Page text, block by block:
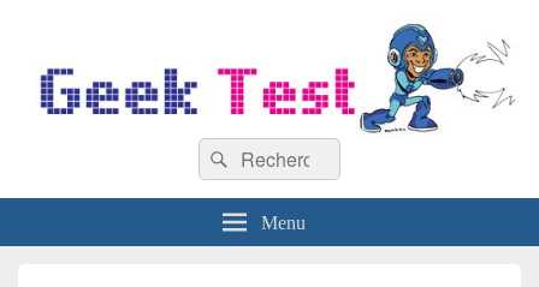
Recherche :
Rechercher
Menu